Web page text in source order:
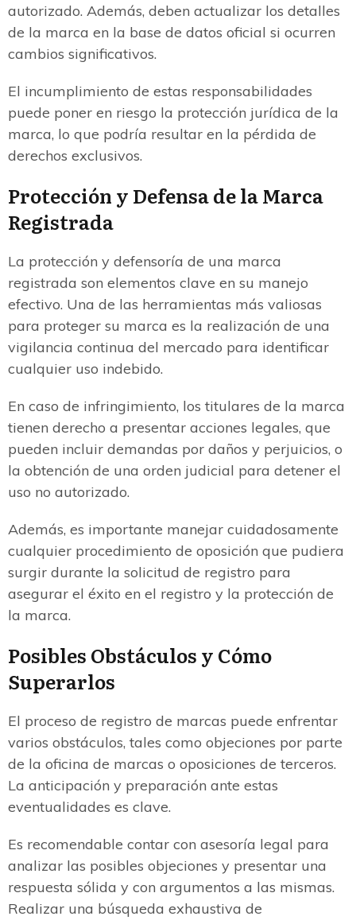
autorizado. Además, deben actualizar los detalles
de la marca en la base de datos oficial si ocurren
cambios significativos.
El incumplimiento de estas responsabilidades
puede poner en riesgo la protección jurídica de la
marca, lo que podría resultar en la pérdida de
derechos exclusivos.
Protección y Defensa de la Marca
Registrada
La protección y defensoría de una marca
registrada son elementos clave en su manejo
efectivo. Una de las herramientas más valiosas
para proteger su marca es la realización de una
vigilancia continua del mercado para identificar
cualquier uso indebido.
En caso de infringimiento, los titulares de la marca
tienen derecho a presentar acciones legales, que
pueden incluir demandas por daños y perjuicios, o
la obtención de una orden judicial para detener el
uso no autorizado.
Además, es importante manejar cuidadosamente
cualquier procedimiento de oposición que pudiera
surgir durante la solicitud de registro para
asegurar el éxito en el registro y la protección de
la marca.
Posibles Obstáculos y Cómo
Superarlos
El proceso de registro de marcas puede enfrentar
varios obstáculos, tales como objeciones por parte
de la oficina de marcas o oposiciones de terceros.
La anticipación y preparación ante estas
eventualidades es clave.
Es recomendable contar con asesoría legal para
analizar las posibles objeciones y presentar una
respuesta sólida y con argumentos a las mismas.
Realizar una búsqueda exhaustiva de